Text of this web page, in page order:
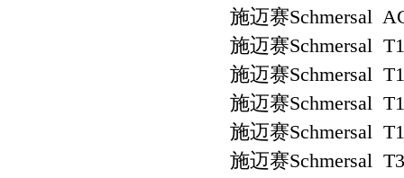
施迈赛Schmersal
施迈赛Schmersal
施迈赛Schmersal
施迈赛Schmersal
施迈赛Schmersal
施迈赛Schmersal